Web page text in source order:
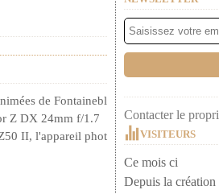
de Fontainebl
Z DX 24mm f/1.7
II, l'appareil phot
Contacter le
VISITEURS
Ce mois ci
Depuis la création